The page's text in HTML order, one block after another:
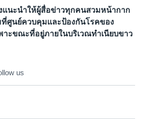
แนะนำให้ผู้สื่อข่าวทุกคนสวมหน้ากาก
ที่ศูนย์ควบคุมและป้องกันโรคของ
าะขณะที่อยู่ภายในบริเวณทำเนียบขาว
us